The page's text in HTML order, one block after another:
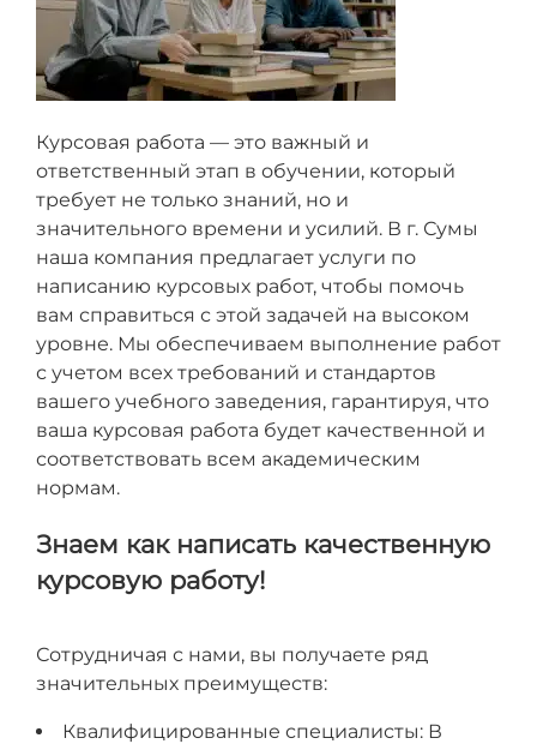
Курсовая работа — это важный и
ответственный этап в обучении, который
требует не только знаний, но и
значительного времени и усилий. В г. Сумы
наша компания предлагает услуги по
написанию курсовых работ, чтобы помочь
вам справиться с этой задачей на высоком
уровне. Мы обеспечиваем выполнение работ
с учетом всех требований и стандартов
вашего учебного заведения, гарантируя, что
ваша курсовая работа будет качественной и
соответствовать всем академическим
нормам.
Знаем как написать качественную
курсовую работу!
Сотрудничая с нами, вы получаете ряд
значительных преимуществ:
Квалифицированные специалисты: В